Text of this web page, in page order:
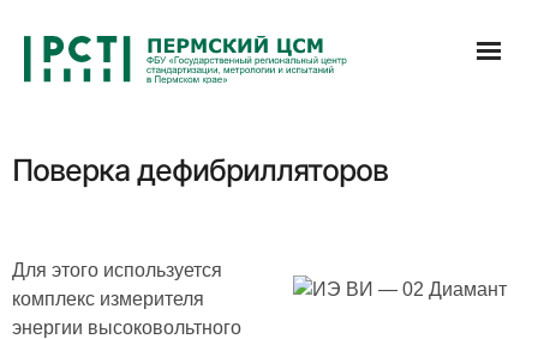
содержимому
Поверка дефибрилляторов
Для этого используется
комплекс измерителя
энергии высоковольтного